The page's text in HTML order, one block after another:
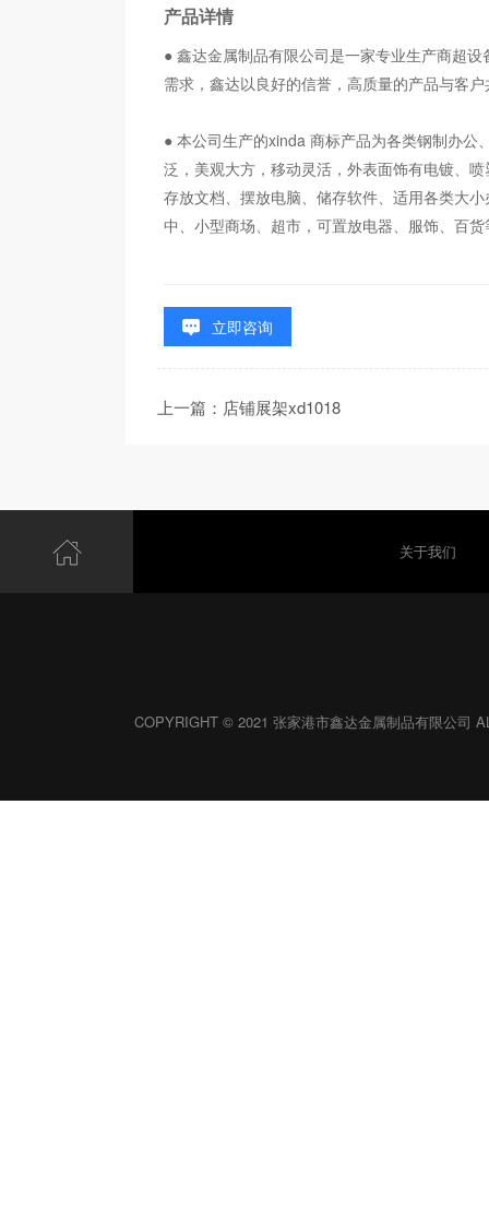
产品详情
● 鑫达金属制品有限公司是一家专业生产商超
需求，鑫达以良好的信誉，高质量的产品与客
● 本公司生产的xinda 商标产品为各类钢制办
泛，美观大方，移动灵活，外表面饰有电镀、
存放文档、摆放电脑、储存软件、适用各类大
中、小型商场、超市，可置放电器、服饰、百
立即咨询
上一篇：店铺展架xd1018
关于我们
COPYRIGHT © 2021 张家港市鑫达金属制品有限公司